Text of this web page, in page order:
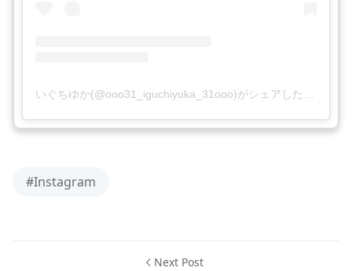
#Instagram
Next Post